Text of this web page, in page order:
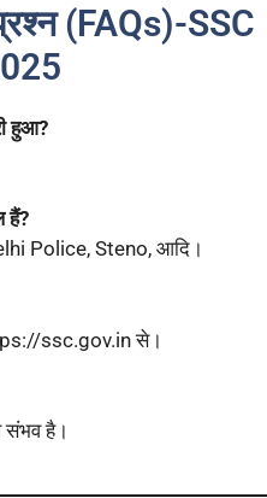
(FAQs)-SSC
हुआ?
हैं?
Police, Steno, आदि।
ssc.gov.in से।
संभव है।